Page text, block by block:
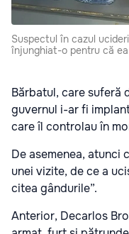
Suspectul în cazul
înjunghiat-o pentru că
Bărbatul, care suferă
guvernul i-ar fi
care îl controlau în
De asemenea, atunci
unei vizite, de ce a
citea gândurile”.
Anterior, Decarlos